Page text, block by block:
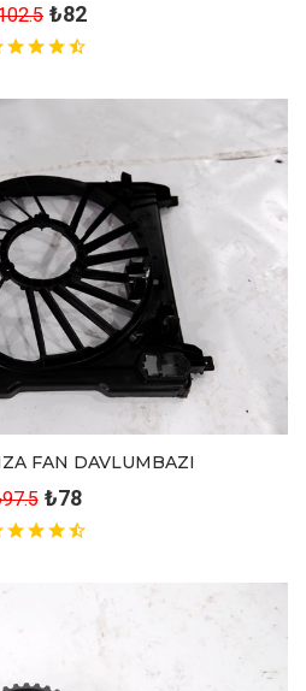
₺82
FAN DAVLUMBAZI
₺78